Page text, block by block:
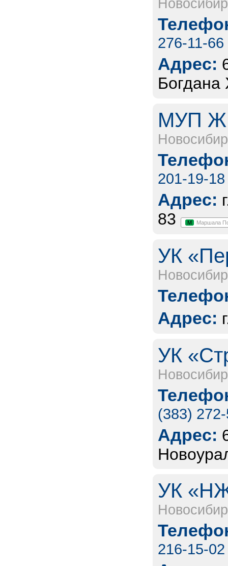
276-11-66
Адрес:
Богдана
МУП
201-19-18
Адрес:
83
М Маршала
УК
Адрес:
УК
(383)
Адрес:
УК
216-15-02